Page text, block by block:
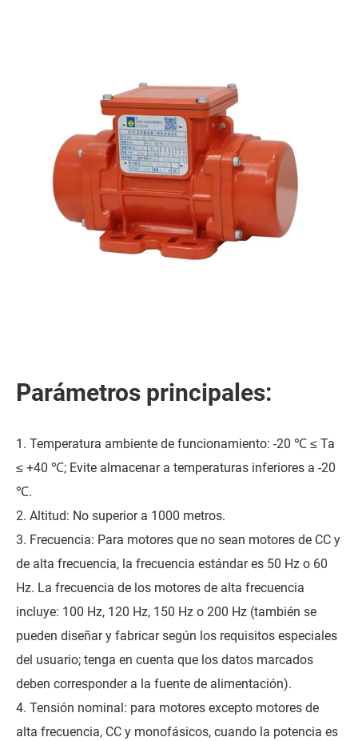
Parámetros principales:
1. Temperatura ambiente de funcionamiento: -20 ℃ ≤ Ta
≤ +40 ℃; Evite almacenar a temperaturas inferiores a -20
℃.
2. Altitud: No superior a 1000 metros.
3. Frecuencia: Para motores que no sean motores de CC y
de alta frecuencia, la frecuencia estándar es 50 Hz o 60
Hz. La frecuencia de los motores de alta frecuencia
incluye: 100 Hz, 120 Hz, 150 Hz o 200 Hz (también se
pueden diseñar y fabricar según los requisitos especiales
del usuario; tenga en cuenta que los datos marcados
deben corresponder a la fuente de alimentación).
4. Tensión nominal: para motores excepto motores de
alta frecuencia, CC y monofásicos, cuando la potencia es